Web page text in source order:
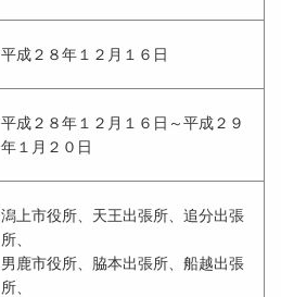
平成２８年１２月１６日
平成２８年１２月１６日～平成２９
年１月２０日
潟上市役所、天王出張所、追分出張
所、
男鹿市役所、脇本出張所、船越出張
所、